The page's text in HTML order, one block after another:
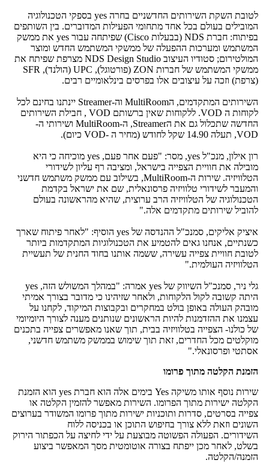
לטובת השקת השירותים החדשניים בחרה yes בספקי הטכנולוגיה
המובילים בעולם בכל אחד מתחומי הפעילות המדוברים. בין השותפים
בפיתוח: חברת NDS (בבעלות Cisco) שפיתחה עבור yes את ממשק
המשתמש ומערכות ההפעלה של ממשקי המשתמש החדש ומוצר
המולטירום; סטודיו העיצוב NDS Design Studio מצרפת שפיתח את
ממשקי המשתמש של חברות ZON (פורטוגל), UPC (הולנד), SFR
(צרפת) וזכה על עיצובים אלו בפרסים בינלאומיים רבים.
השירותים המתקדמים, הMultiRoom וה-Streamer יינתנו בחינם לכל
לקוחות ה VOD. ללקוחות שאין ברשותם VOD , חבילת השירותים
החדשה שתכלול גם את הStreamer, ה-MultiRoom ושירותי ה-
VOD, תעלה 14.90 שקל לחודש (מחיר ה -VOD כיום).
רון אילון, מנכ"ל yes, מסר: "פעם אחר פעם, yes מוכיחה כי היא
מובילה את חוויית הצפייה בישראל, ומציבה רף עליון לשידורי
הטלוויזיה. שירות ה-MultiRoom, בשילוב עם ממשק משתמש חדשני
והמעבר לשידורי טלוויזיה פרסונאלית, שם את ישראל בקדמת
הטכנולוגיה של הטלוויזיה הרב ערוצית, שהיא מהראשונה בעולם
להוביל שירותים מתקדמים אלה."
איציק אליקים, סמנכ"ל ההנדסה של yes הוסיף: "לאחר פיתוח שארך
כשנתיים, אנחנו גאים להטמיע את הטכנולוגיות המתקדמות ביותר
לטובת חוויית צפייה עשירה, ששמה אותנו בחוד החנית של תעשיית
הטלוויזיה העולמית."
גלי ניר, סמנכ"ל השיווק של yes אמרה: "במהלך המשולש הזה, yes
היתה קשובה לקול הלקוחות, ולאחר שזיהינו כי מדובר בצורך אמיתי
מובהק העולה באופן בולט במחקרים ובקבוצות המיקוד, לקחנו על
עצמנו את ההזדמנות להיות הראשונים שנותנים מענה לצורך היומיומי
של כולנו- הצפייה בטלוויזיה בבית, תוך שאנו מאפשרים צפייה בתכנים
מוקלטים מכל החדרים, זאת תוך שימוש בממשק משתמש חדשני,
אסתטי ופרסונאלי."
הזמנת הקלטה מתוך פרומו
שירות נוסף אותו משיקה Yes בימים אלה הוא חברת yes הוא הזמנת
הקלטה ישירות מתוך הפרומו. השירות מאפשר להזמין הקלטה או
צפייה בסרטים, סדרות ותוכניות ישירות מתוך פרומו המשודר בערוצים
השונים וזאת ללא צורך בחיפוש התוכן או בכניסה ללוח
השידורים. הפעולה הפשוטה מבוצעת על ידי לחיצה על הכפתור הירוק
בשלט, לאחר מכן ייפתח בצורה אוטומטית מסך המאפשר ביצוע
הזמנה/הקלטה.